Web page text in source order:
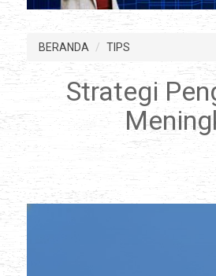
BERANDA TIPS
Strategi